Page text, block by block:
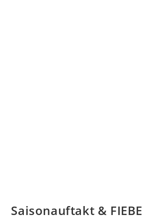
Saisonauftakt &